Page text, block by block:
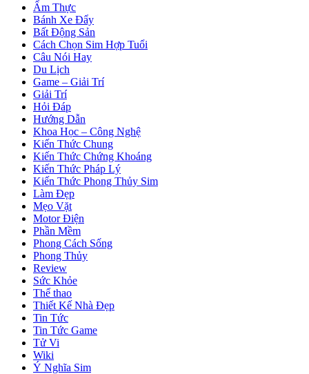
Ẩm Thực
Bánh Xe Đẩy
Bất Động Sản
Cách Chọn Sim Hợp Tuổi
Câu Nói Hay
Du Lịch
Game – Giải Trí
Giải Trí
Hỏi Đáp
Hướng Dẫn
Khoa Học – Công Nghệ
Kiến Thức Chung
Kiến Thức Chứng Khoáng
Kiến Thức Pháp Lý
Kiến Thức Phong Thủy Sim
Làm Đẹp
Mẹo Vặt
Motor Điện
Phần Mềm
Phong Cách Sống
Phong Thủy
Review
Sức Khỏe
Thể thao
Thiết Kế Nhà Đẹp
Tin Tức
Tin Tức Game
Tử Vi
Wiki
Ý Nghĩa Sim